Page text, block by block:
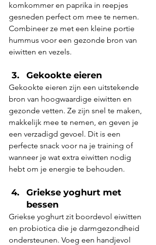
komkommer en paprika in reepjes
gesneden perfect om mee te nemen.
Combineer ze met een kleine portie
hummus voor een gezonde bron van
eiwitten en vezels.
Gekookte eieren
Gekookte eieren zijn een uitstekende
bron van hoogwaardige eiwitten en
gezonde vetten. Ze zijn snel te maken,
makkelijk mee te nemen, en geven je
een verzadigd gevoel. Dit is een
perfecte snack voor na je training of
wanneer je wat extra eiwitten nodig
hebt om je energie te behouden.
Griekse yoghurt met
bessen
Griekse yoghurt zit boordevol eiwitten
en probiotica die je darmgezondheid
ondersteunen. Voeg een handjevol